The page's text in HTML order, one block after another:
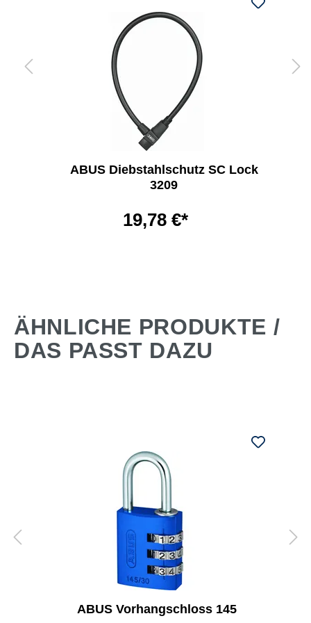
ABUS Diebstahlschutz SC Lock
3209
19,78 €*
ÄHNLICHE PRODUKTE /
DAS PASST DAZU
ABUS Vorhangschloss 145